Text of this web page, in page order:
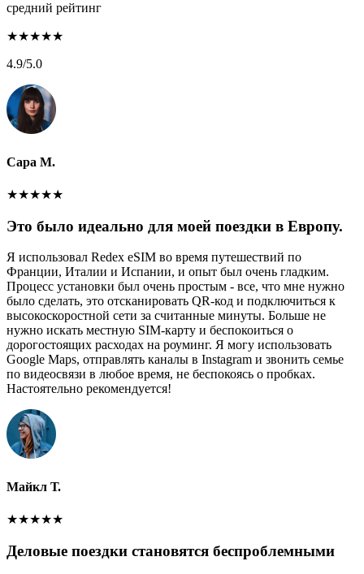
средний рейтинг
★★★★★
4.9/5.0
Сара М.
★★★★★
Это было идеально для моей поездки в Европу.
Я использовал Redex eSIM во время путешествий по
Франции, Италии и Испании, и опыт был очень гладким.
Процесс установки был очень простым - все, что мне нужно
было сделать, это отсканировать QR-код и подключиться к
высокоскоростной сети за считанные минуты. Больше не
нужно искать местную SIM-карту и беспокоиться о
дорогостоящих расходах на роуминг. Я могу использовать
Google Maps, отправлять каналы в Instagram и звонить семье
по видеосвязи в любое время, не беспокоясь о пробках.
Настоятельно рекомендуется!
Майкл Т.
★★★★★
Деловые поездки становятся беспроблемными